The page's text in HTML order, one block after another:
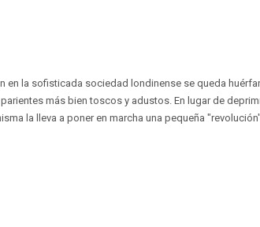
en la sofisticada sociedad londinense se queda
más bien toscos y adustos. En lugar de
la lleva a poner en marcha una pequeña